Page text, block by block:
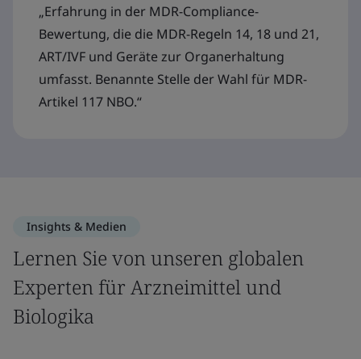
„Erfahrung in der MDR-Compliance-
Bewertung, die die MDR-Regeln 14, 18 und 21,
ART/IVF und Geräte zur Organerhaltung
umfasst. Benannte Stelle der Wahl für MDR-
Artikel 117 NBO.“
Insights & Medien
Lernen Sie von unseren globalen
Experten für Arzneimittel und
Biologika